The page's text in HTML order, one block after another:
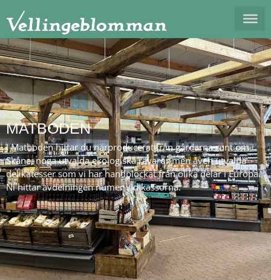
MATBODEN
I Matboden hittar du närproducerat från gårdarna runt om i
Skåne, noga utvalda ekologiska råvaror men även utvalda
delikatesser som vi har handplockat från olika delar i Europa.
Ni hittar avdelningen numer vid kassorna.